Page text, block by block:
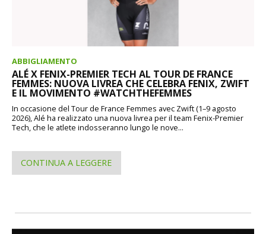
ABBIGLIAMENTO
ALÉ X FENIX-PREMIER TECH AL TOUR DE FRANCE
FEMMES: NUOVA LIVREA CHE CELEBRA FENIX, ZWIFT
E IL MOVIMENTO #WATCHTHEFEMMES
In occasione del Tour de France Femmes avec Zwift (1–9 agosto
2026), Alé ha realizzato una nuova livrea per il team Fenix-Premier
Tech, che le atlete indosseranno lungo le nove...
CONTINUA A LEGGERE